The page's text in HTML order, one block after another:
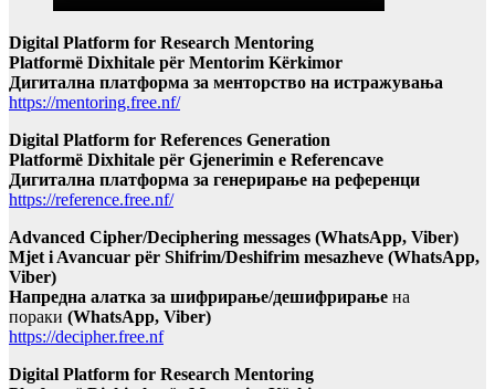
Digital Platform for Research Mentoring
Platformë Dixhitale për Mentorim Kërkimor
Дигитална платформа за менторство на истражувања
https://mentoring.free.nf/
Digital Platform for References Generation
Platformë Dixhitale për Gjenerimin e Referencave
Дигитална платформа за генерирање на референци
https://reference.free.nf/
Advanced Cipher/Deciphering messages (WhatsApp, Viber)
Mjet i Avancuar për Shifrim/Deshifrim mesazheve (WhatsApp,
Viber)
Напредна алатка за шифрирање/дешифрирање на
пораки (WhatsApp, Viber)
https://decipher.free.nf
Digital Platform for Research Mentoring